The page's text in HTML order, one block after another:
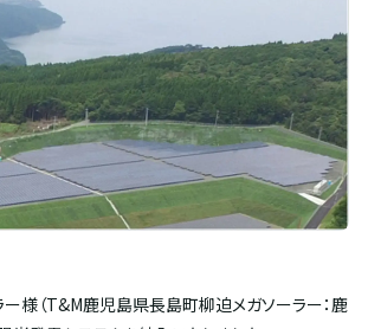
様（T&M鹿児島県長島町柳迫メガソーラー：鹿